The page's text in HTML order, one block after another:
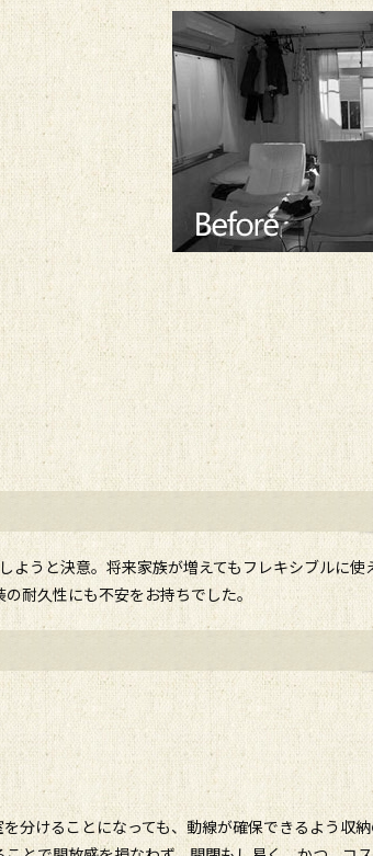
うと決意。将来家族が増えてもフレキシブルに使
耐久性にも不安をお持ちでした。
分けることになっても、動線が確保できるよう収